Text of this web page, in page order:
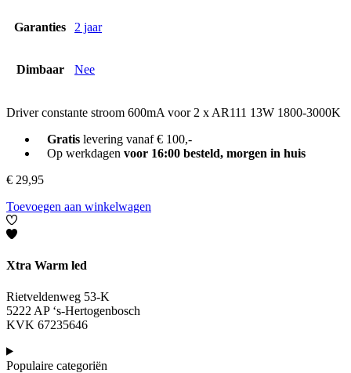
Garanties 2 jaar
Dimbaar Nee
Driver constante stroom 600mA voor 2 x AR111 13W 1800-3000K
Gratislevering vanaf € 100,-
Op werkdagen voor 16:00 besteld, morgen in huis
€ 29,95
Toevoegen aan winkelwagen
Xtra Warm led
Rietveldenweg 53-K
5222 AP ‘s-Hertogenbosch
KVK 67235646
Populaire categoriën